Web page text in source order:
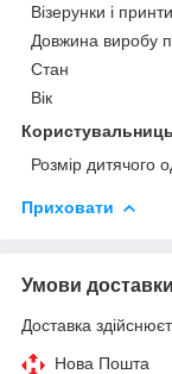
Візерунки і принти
Довжина виробу
Стан
Вік
Розмір дитячого
Приховати
Умови доставки
Доставка
Нова Пошта